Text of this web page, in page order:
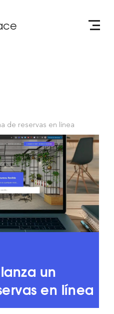
de reservas en línea
un
en línea